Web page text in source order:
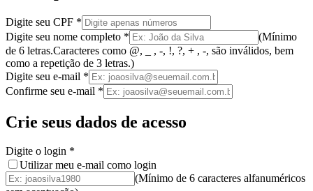
Digite seu CPF *
Digite seu nome completo * (Mínimo
de 6 letras.Caracteres como @, _ , -, !, ?, + , -, são inválidos, bem
como a repetição de 3 letras.)
Digite seu e-mail *
Confirme seu e-mail *
Crie seus dados de acesso
Digite o login *
Utilizar meu e-mail como login
(Mínimo de 6 caracteres alfanuméricos